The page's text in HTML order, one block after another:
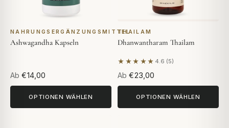
NAHRUNGSERGÄNZUNGSMITTEL
Ashwagandha Kapseln
Ab €14,00
OPTIONEN WÄHLEN
THAILAM
Dhanwantharam Thailam
★★★★★ 4.6 (5)
Basierend auf 5
Ab €23,00
OPTIONEN WÄHLEN